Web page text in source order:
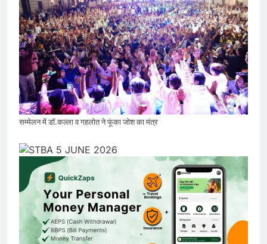
सम्मेलन में डॉ.कल्ला व गहलोत ने फूंका जोश का मंत्र